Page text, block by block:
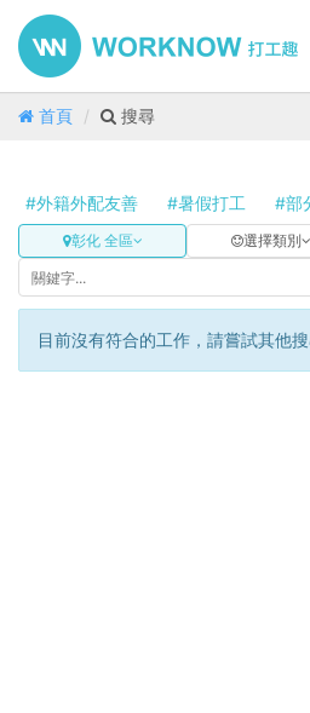
首頁 搜尋
#外籍外配友善 #暑假打工 #部
彰化 全區 選擇類別
目前沒有符合的工作，請嘗試其他搜